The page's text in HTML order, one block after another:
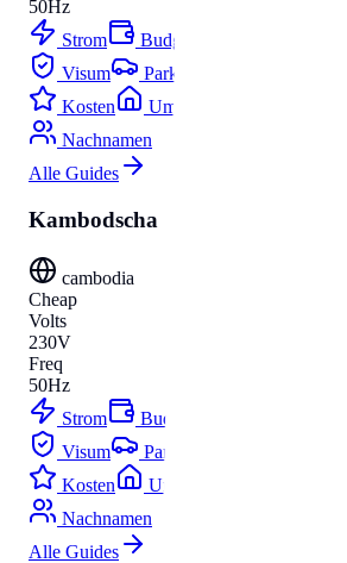
50Hz
Strom
Budget
Visum
Parken
Kosten
Umzug
Nachnamen
Alle Guides
Kambodscha
cambodia
Cheap
Volts
230V
Freq
50Hz
Strom
Budget
Visum
Parken
Kosten
Umzug
Nachnamen
Alle Guides